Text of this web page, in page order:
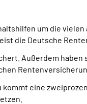
um die
die Deutsche
Außerdem haben
eine